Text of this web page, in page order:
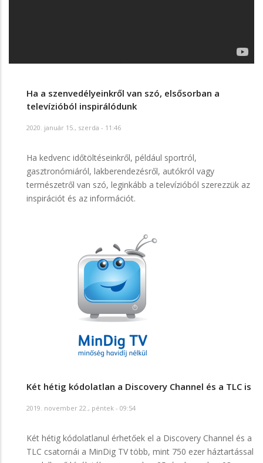
Ha a szenvedélyeinkről van szó, elsősorban a
televízióból inspirálódunk
2020. január 15., szerda - 11:46
Ha kedvenc időtöltéseinkről, például sportról,
gasztronómiáról, lakberendezésről, autókról vagy
természetről van szó, leginkább a televízióból szerezzük az
inspirációt és az információt.
Két hétig kódolatlan a Discovery Channel és a TLC is
2019. november 22., péntek - 09:54
Két hétig kódolatlanul érhetőek el a Discovery Channel és a
TLC csatornái a MinDig TV több, mint 750 ezer háztartással